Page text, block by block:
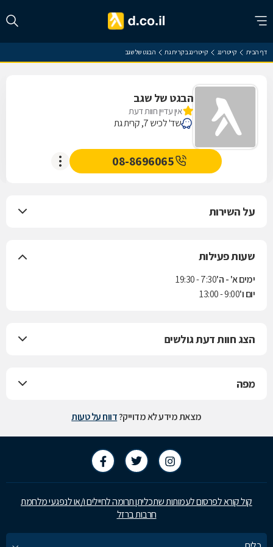
דף הבית קייטרינג קייטרינג בקרית גת הבגט של שגב
הבגט של שגב
אין עדיין חוות דעת
שד' לכיש 7, קרית גת
08-8696065
על השירות
שעות פעילות
ימים א' - ה'7:30 - 19:30
יום ו'9:00 - 13:00
הצג חוות דעת גולשים
מפה
מצאת מידע לא מדוייק?דווח על טעות
קול קורא לפרסום לעמותות שתכליתן תרומה לחיילים ו/או לנפגעי מלחמת
חרבות ברזל